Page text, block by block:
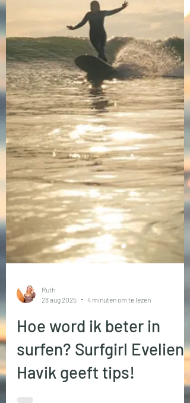
Ruth
28 aug 2025
4 minuten om te lezen
Hoe word ik beter in
surfen? Surfgirl Evelien